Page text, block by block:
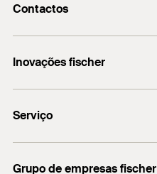
Contactos
+351 218 954 180
Inovações fischer
Serviço
Grupo de empresas fischer